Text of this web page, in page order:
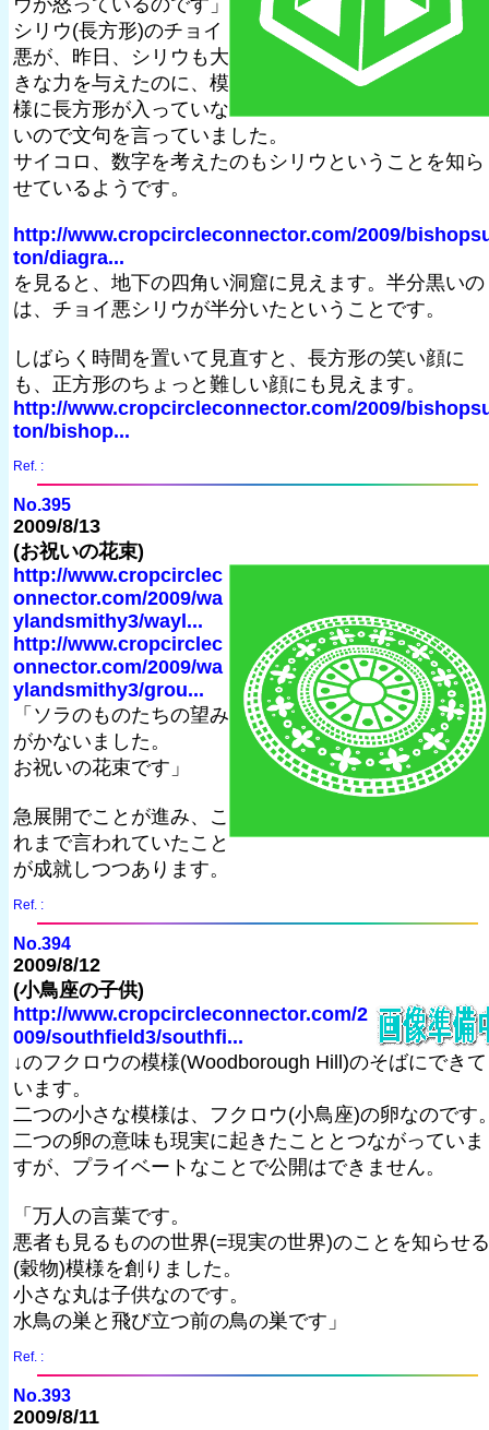
ウが怒っているのです」
シリウ(長方形)のチョイ
悪が、昨日、シリウも大
きな力を与えたのに、模
様に長方形が入っていな
いので文句を言っていました。
サイコロ、数字を考えたのもシリウということを知ら
せているようです。
http://www.cropcircleconnector.com/2009/
ton/diagra...
を見ると、地下の四角い洞窟に見えます。半分黒いの
は、チョイ悪シリウが半分いたということです。
しばらく時間を置いて見直すと、長方形の笑い顔に
も、正方形のちょっと難しい顔にも見えます。
http://www.cropcircleconnector.com/2009/
ton/bishop...
Ref. :
No.395
2009/8/13
(お祝いの花束)
http://www.cropcirclec
onnector.com/2009/wa
ylandsmithy3/wayl...
http://www.cropcirclec
onnector.com/2009/wa
ylandsmithy3/grou...
「ソラのものたちの望み
がかないました。
お祝いの花束です」
急展開でことが進み、こ
れまで言われていたこと
が成就しつつあります。
Ref. :
No.394
2009/8/12
(小鳥座の子供)
http://www.cropcircleconnector.com/2
009/southfield3/southfi...
↓のフクロウの模様(Woodborough Hill)のそばにできて
います。
二つの小さな模様は、フクロウ(小鳥座)の卵なのです
二つの卵の意味も現実に起きたこととつながっていま
すが、プライベートなことで公開はできません。
「万人の言葉です。
悪者も見るものの世界(=現実の世界)のことを知らせる
(穀物)模様を創りました。
小さな丸は子供なのです。
水鳥の巣と飛び立つ前の鳥の巣です」
Ref. :
No.393
2009/8/11